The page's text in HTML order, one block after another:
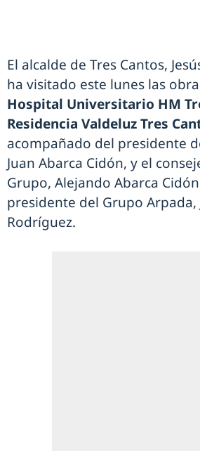
El alcalde de Tres Cantos,
ha visitado este lunes las
Hospital Universitario HM
Residencia Valdeluz Tres
acompañado del presidente
Juan Abarca Cidón, y el
Grupo, Alejando Abarca
presidente del Grupo Arpada,
Rodríguez.